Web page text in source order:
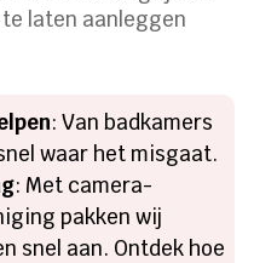
laten aanleggen
: Van badkamers
waar het misgaat.
: Met camera-
pakken wij
snel aan. Ontdek hoe